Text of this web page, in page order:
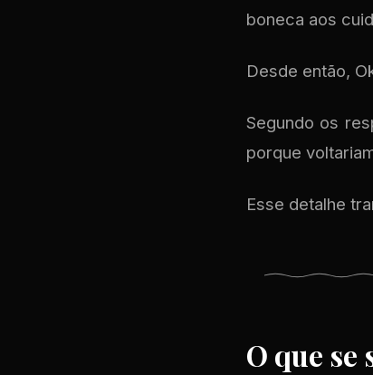
boneca aos
Desde então,
Segundo os
porque
Esse detalhe
O que se